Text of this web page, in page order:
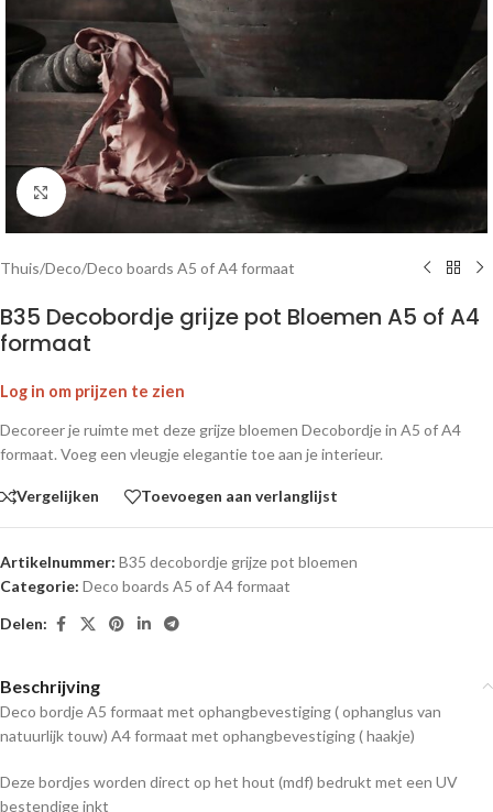
Klik om te vergroten
Thuis/Deco/Deco boards A5 of A4 formaat
B35 Decobordje grijze pot Bloemen A5 of A4
formaat
Log in om prijzen te zien
Decoreer je ruimte met deze grijze bloemen Decobordje in A5 of A4
formaat. Voeg een vleugje elegantie toe aan je interieur.
Vergelijken Toevoegen aan verlanglijst
Artikelnummer: B35 decobordje grijze pot bloemen
Categorie: Deco boards A5 of A4 formaat
Delen:
Beschrijving
Deco bordje A5 formaat met ophangbevestiging ( ophanglus van
natuurlijk touw) A4 formaat met ophangbevestiging ( haakje)
Deze bordjes worden direct op het hout (mdf) bedrukt met een UV
bestendige inkt